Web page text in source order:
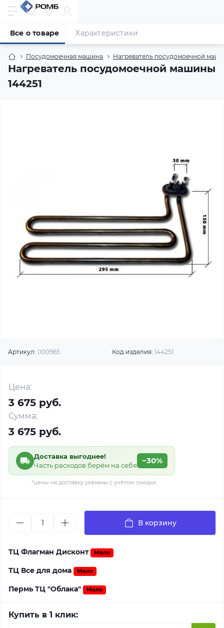
Посудомоечная машина Нагреватель посудомоечной
Нагреватель посудомоечной машины
144251
Все о товаре Характеристики
Артикул: 000965 Код изделия: 144251
Цена:
3 675 руб.
Сумма:
3 675 руб.
Доставка выгоднее!
Часть расходов берём на себя
−30%
*цены на доставку указаны с учётом скидки
В корзину
ТЦ Флагман Дисконт Мало
ТЦ Все для дома Мало
Пермь ТЦ "Облака" Мало
Купить в 1 клик: